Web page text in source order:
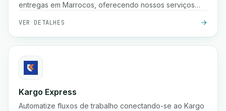
entregas em Marrocos, oferecendo nossos serviços
VER DETALHES
Kargo Express
Automatize fluxos de trabalho conectando-se ao Kargo